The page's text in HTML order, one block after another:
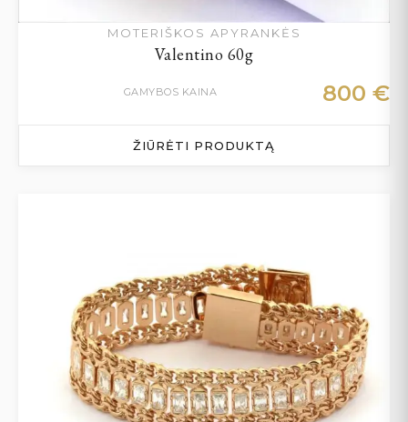
MOTERIŠKOS APYRANKĖS
Valentino 60g
GAMYBOS KAINA 800 €
ŽIŪRĖTI PRODUKTĄ